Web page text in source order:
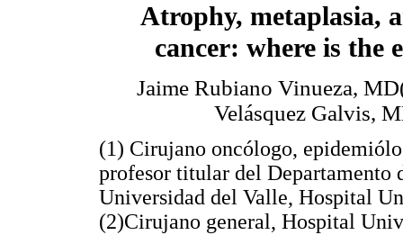
Atrophy, metaplasia,
cancer: where is the
Jaime Rubiano Vinueza,
Velásquez Galvis,
(1) Cirujano oncólogo,
profesor titular del Departamento
Universidad del Valle, Hospital
(2)Cirujano general, Hospital